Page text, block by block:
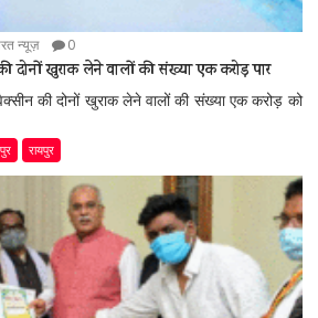
न्यूज़ 0
दोनों खुराक लेने वालों की संख्या एक करोड़ पार
की दोनों खुराक लेने वालों की संख्या एक करोड़ को
रायपुर